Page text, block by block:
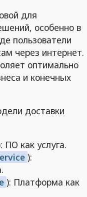
для
особенно в
пользователи
через интернет.
оптимально
и конечных
доставки
ПО как услуга.
):
): Платформа как